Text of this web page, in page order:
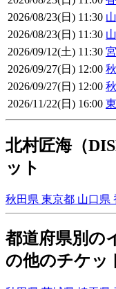
2026/08/23(日) 11:30
2026/08/23(日) 11:30
2026/09/12(土) 11:30
2026/09/27(日) 12:00
2026/09/27(日) 12:00
2026/11/22(日) 16:00
北村匠海（
ット
秋田県 東京都 山口県
都道府県別の
の他のチケッ